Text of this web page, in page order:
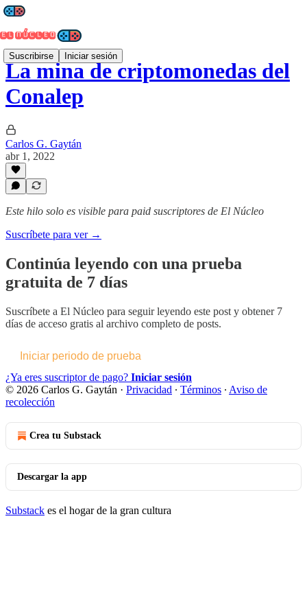
Suscribirse Iniciar sesión
La mina de criptomonedas del
Conalep
Carlos G. Gaytán
abr 1, 2022
Este hilo solo es visible para paid suscriptores de El Núcleo
Suscríbete para ver →
Continúa leyendo con una prueba
gratuita de 7 días
Suscríbete a El Núcleo para seguir leyendo este post y obtener 7
días de acceso gratis al archivo completo de posts.
Iniciar periodo de prueba
¿Ya eres suscriptor de pago? Iniciar sesión
© 2026 Carlos G. Gaytán · Privacidad ∙ Términos ∙ Aviso de
recolección
Crea tu Substack
Descargar la app
Substack es el hogar de la gran cultura